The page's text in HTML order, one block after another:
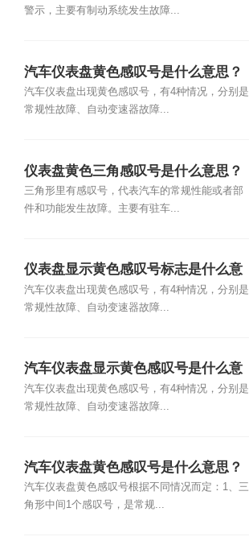
警示，主要有制动系统发生故障...
汽车仪表盘黄色感叹号是什么意思？
汽车仪表盘出现黄色感叹号，有4种情况，分别是
常规性故障、自动变速器故障...
仪表盘黄色三角感叹号是什么意思？
三角形里有感叹号，代表汽车的常规性能或者部
件和功能发生故障。主要有驻车...
仪表盘显示黄色感叹号标志是什么意
思？
汽车仪表盘出现黄色感叹号，有4种情况，分别是
常规性故障、自动变速器故障...
汽车仪表盘显示黄色感叹号是什么意
思？
汽车仪表盘出现黄色感叹号，有4种情况，分别是
常规性故障、自动变速器故障...
汽车仪表盘黄色感叹号是什么意思？
汽车仪表盘黄色感叹号根据不同情况而定：1、三
角形中间1个感叹号，是常规...